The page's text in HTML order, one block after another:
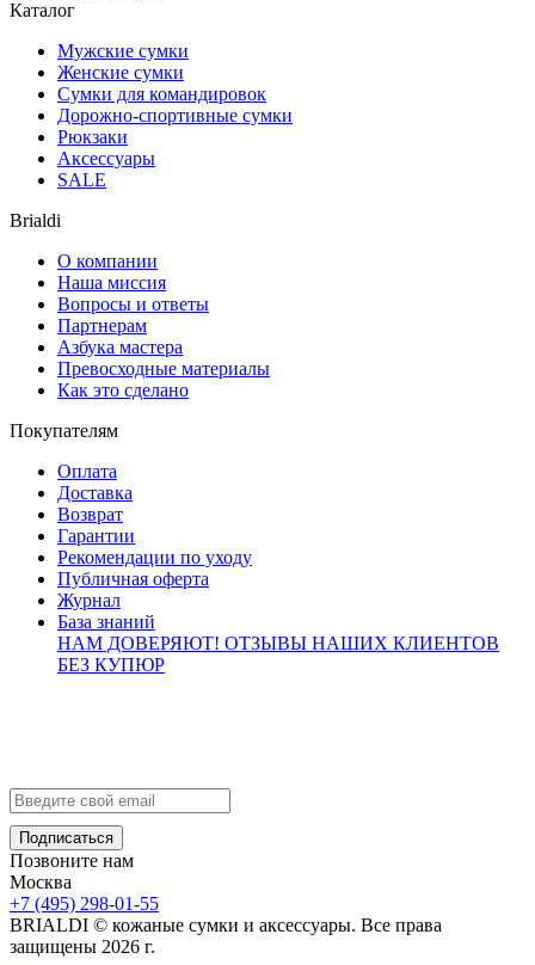
Каталог
Мужские сумки
Женские сумки
Сумки для командировок
Дорожно-спортивные сумки
Рюкзаки
Аксессуары
SALE
Brialdi
О компании
Наша миссия
Вопросы и ответы
Партнерам
Азбука мастера
Превосходные материалы
Как это сделано
Покупателям
Оплата
Доставка
Возврат
Гарантии
Рекомендации по уходу
Публичная оферта
Журнал
База знаний
НАМ ДОВЕРЯЮТ! ОТЗЫВЫ НАШИХ КЛИЕНТОВ
БЕЗ КУПЮР
Позвоните нам
Москва
+7 (495) 298-01-55
BRIALDI © кожаные сумки и аксессуары. Все права
защищены 2026 г.